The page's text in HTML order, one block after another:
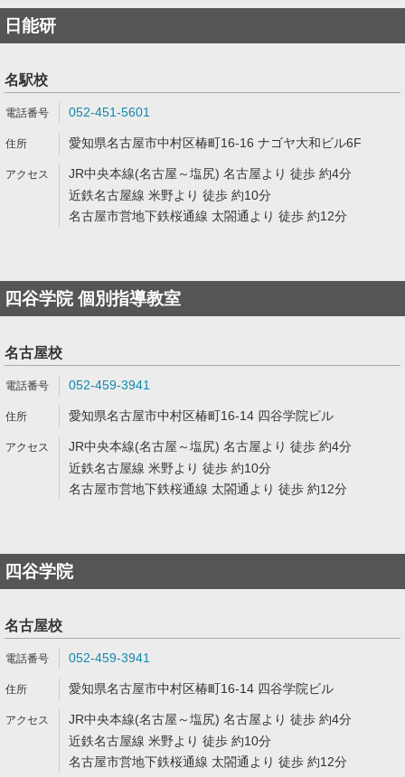
日能研
名駅校
052-451-5601
愛知県名古屋市中村区椿町16-16 ナゴヤ大和ビル6F
JR中央本線(名古屋～塩尻) 名古屋より 徒歩 約4分
近鉄名古屋線 米野より 徒歩 約10分
名古屋市営地下鉄桜通線 太閤通より 徒歩 約12分
四谷学院 個別指導教室
名古屋校
052-459-3941
愛知県名古屋市中村区椿町16-14 四谷学院ビル
JR中央本線(名古屋～塩尻) 名古屋より 徒歩 約4分
近鉄名古屋線 米野より 徒歩 約10分
名古屋市営地下鉄桜通線 太閤通より 徒歩 約12分
四谷学院
名古屋校
052-459-3941
愛知県名古屋市中村区椿町16-14 四谷学院ビル
JR中央本線(名古屋～塩尻) 名古屋より 徒歩 約4分
近鉄名古屋線 米野より 徒歩 約10分
名古屋市営地下鉄桜通線 太閤通より 徒歩 約12分